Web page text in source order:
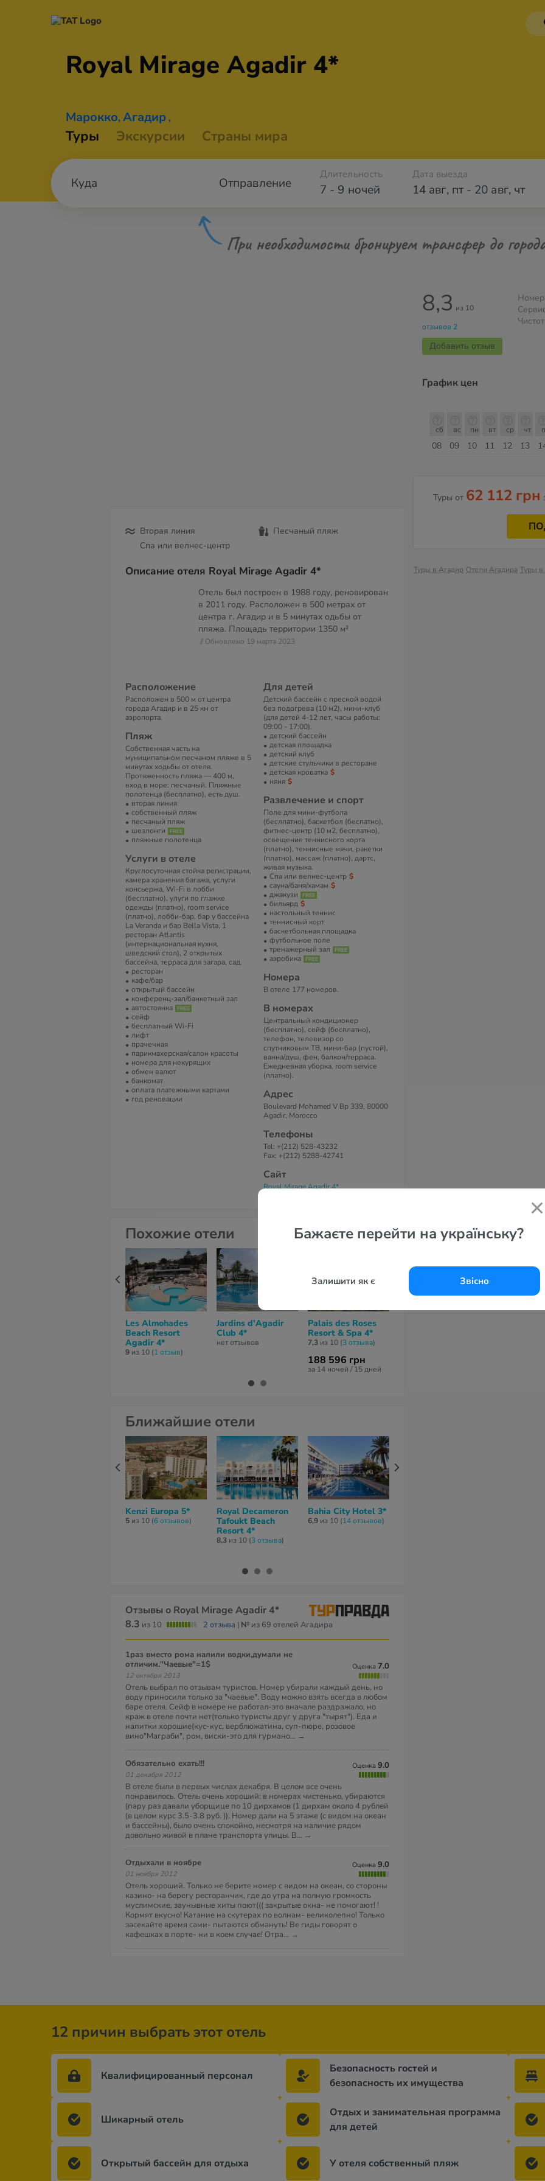
Бажаєте перейти на українську?
Залишити як є Звісно
Royal MirageAgadir 4*
Марокко, Агадир ,
Туры Экскурсии Страны мира
Отправление 7 - 9 ночей
Длительность Дата выезда
14 авг, пт- 20 авг, чт
При необходимости бронируем трансфер до
Вторая линия
Песчаный пляж
Спа или велнес-центр
Описание отеля Royal Mirage Agadir 4*
Отель был построен в 1988 году, реновирован
в 2011 году. Расположен в 500 метрах от
центра г. Агадир и в 5 минутах одьбы от
пляжа. Площадь территории 1350 м²
// Обновлено 19 марта 2023
Расположение
Расположен в 500 м от центра
города Агадир и в 25 км от
аэропорта.
Пляж
Собственная часть на
муниципальном песчаном пляже в 5
минутах ходьбы от отеля.
Протяженность пляжа — 400 м,
вход в море: песчаный. Пляжные
полотенца (бесплатно), есть душ.
вторая линия
собственный пляж
песчаный пляж
шезлонги
пляжные полотенца
Услуги в отеле
Круглосуточная стойка регистрации,
камера хранения багажа, услуги
консьержа, Wi-Fi в лобби
(бесплатно), улуги по глажке
одежды (платно), room service
(платно), лобби-бар, бар у бассейна
La Veranda и бар Bella Vista, 1
ресторан Atlantis
(интернациональная кухня,
шведский стол), 2 открытых
бассейна, терраса для загара, сад.
ресторан
кафе/бар
открытый бассейн
конференц-зал/банкетный зал
автостоянка
сейф
бесплатный Wi-Fi
лифт
прачечная
парикмахерская/салон красоты
номера для некурящих
обмен валют
банкомат
оплата платежными картами
год реновации
Для детей
Детский бассейн с пресной водой
без подогрева (10 м2), мини-клуб
(для детей 4-12 лет, часы работы:
09:00 - 17:00).
детский бассейн
детская площадка
детский клуб
детские стульчики в ресторане
детская кроватка
няня
Развлечение и спорт
Поле для мини-футбола
(беслпатно), баскетбол (беспатно),
фитнес-центр (10 м2, бесплатно),
освещение теннисного корта
(платно), теннисные мячи, ракетки
(платно), массаж (платно), дартс,
живая музыка.
Спа или велнес-центр
сауна/баня/хамам
джакузи
бильярд
настольный теннис
теннисный корт
баскетбольная площадка
футбольное поле
тренажерный зал
аэробика
Номера
В отеле 177 номеров.
В номерах
Центральный кондиционер
(бесплатно), сейф (бесплатно),
телефон, телевизор со
спутниковым ТВ, мини-бар (пустой),
ванна/душ, фен, балкон/терраса.
Ежедневная уборка, room service
(платно).
Адрес
Boulevard Mohamed V Bp 339, 80000
Agadir, Morocco
Телефоны
Tel: +(212) 528-43232
Fax: +(212) 5288-42741
Сайт
Royal Mirage Agadir 4*
8,3 из 10
отзывов 2
Добавить отзыв
График цен
08
сб
09
вс
10
пн
11
вт
12
ср
13
чт
Туры от 62 112 грн
Туры в Агадир Отели Агадира Туры
Похожие отели
Les Almohades
Beach Resort
Agadir 4*
9 из 10 (1 отзыв)
Jardins d'Agadir
Club 4*
нет отзывов
Palais des Roses
Resort & Spa 4*
7,3 из 10 (3 отзывa)
188 596 грн
за 14 ночей / 15 дней
Ближайшие отели
Kenzi Europa 5*
5 из 10 (6 отзывов)
Royal Decameron
Tafoukt Beach
Resort 4*
8,3 из 10 (3 отзывa)
Bahia City Hotel 3*
6,9 из 10 (14 отзывов)
Отзывы о Royal Mirage Agadir 4*
8.3 из 10 2 отзыва | № из 69 отелей Агадира
1раз вместо рома налили водки,думали не
отличим."Чаевые"=1$
12 октября 2013
Оценка
7.0
Отель выбрал по отзывам туристов. Номер убирали каждый день, но
воду приносили только за "чаевые". Воду можно взять всегда в любом
баре отеля. Сейф в номере не работал-это вначале раздражало, но
краж в отеле почти нет(только туристы друг у друга "тырят"). Еда и
напитки хорошие(кус-кус, верблюжатина, суп-пюре, розовое
вино"Маграби", ром, виски-это для гурмано... →
Обязательно ехать!!!
01 декабря 2012
Оценка
9.0
В отеле были в первых числах декабря. В целом все очень
понравилось. Отель очень хороший: в номерах чистенько, убираются
(пару раз давали уборщице по 10 дирхамов (1 дирхам около 4 рублей
(в целом курс 3.5-3.8 руб. )). Номер дали на 5 этаже (с видом на океан
и бассейны), было очень спокойно, несмотря на наличие рядом
довольно живой в плане транспорта улицы. В... →
Отдыхали в ноябре
01 ноября 2012
Оценка
9.0
Отель хороший. Только не берите номер с видом на океан, со стороны
казино- на берегу ресторанчик, где до утра на полную громкость
муслимские, заунывные хиты поют((( закрытые окна- не помогают! !
Кормят вкусно! Катание на скутерах по волнам- великолепно! Только
засекайте время сами- пытаются обмануть! Ве гиды говорят о
кафешках в порте- ни в коем случае! Отра... →
12 причин выбрать этот отель
Квалифицированный персонал
Безопасность гостей и
безопасность их имущества
Шикарный отель
Отдых и занимательная программа
для детей
Открытый бассейн для отдыха У отеля собственный пляж